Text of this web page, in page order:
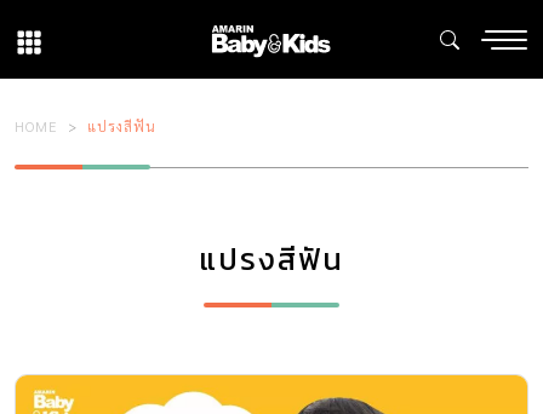
HOME แปรงสีฟัน
แปรงสีฟัน